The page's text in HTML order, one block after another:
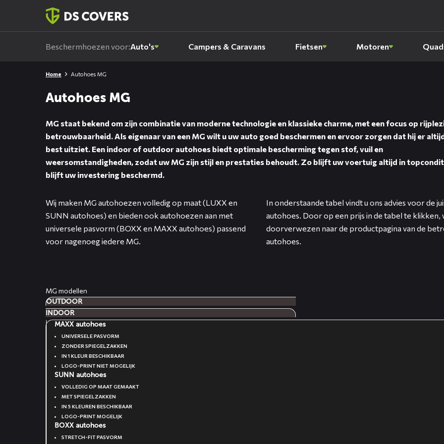
Beschermhoezen voor:Auto's Campers & Caravans Fietsen Motoren
Home Autohoes MG
Autohoes MG
MG staat bekend om zijn combinatie van moderne technologie en klassieke charme, met een focus op
betrouwbaarheid. Als eigenaar van een MG wilt u uw auto goed beschermen en ervoor zorgen dat hij er
best uitziet. Een indoor of outdoor autohoes biedt optimale bescherming tegen stof, vuil en
weersomstandigheden, zodat uw MG zijn stijl en prestaties behoudt. Zo blijft uw voertuig altijd in
blijft uw investering beschermd.
Wij maken MG autohoezen volledig op maat (LUXX en
SUNN autohoes) en bieden ook autohoezen aan met
universele pasvorm (BOXX en MAXX autohoes) passend
voor nagenoeg iedere MG.
In onderstaande tabel vindt u ons advies voor de
autohoes. Door op een prijs in de tabel te klikken,
doorverwezen naar de productpagina van de
autohoes.
MG modellen
OUTDOOR
INDOOR
MAXX autohoes
UNIVERSELE PASVORM
ZONDER SPIEGELZAKKEN
IN 1 KLEUR BESCHIKBAAR
LOGO-PRINT NIET MOGELIJK
SUNN autohoes
VOLLEDIG OP MAAT GEMAAKT
MET SPIEGELZAKKEN
IN 5 KLEUREN BESCHIKBAAR
LOGO-PRINT MOGELIJK
BOXX autohoes
STRETCH-FIT PASVORM